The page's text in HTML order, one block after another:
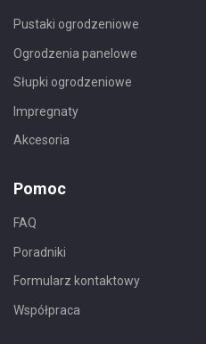
Pustaki ogrodzeniowe
Ogrodzenia panelowe
Słupki ogrodzeniowe
Impregnaty
Akcesoria
Pomoc
FAQ
Poradniki
Formularz kontaktowy
Współpraca